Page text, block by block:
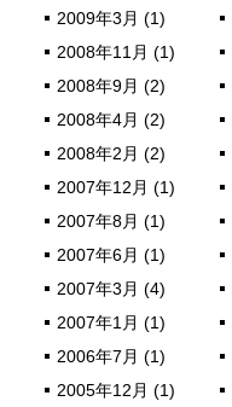
2009年3月 (1)
2008年11月 (1)
2008年9月 (2)
2008年4月 (2)
2008年2月 (2)
2007年12月 (1)
2007年8月 (1)
2007年6月 (1)
2007年3月 (4)
2007年1月 (1)
2006年7月 (1)
2005年12月 (1)